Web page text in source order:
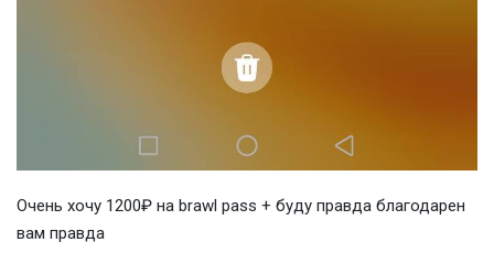
Очень хочу 1200₽ на brawl pass + буду правда благодарен
вам правда